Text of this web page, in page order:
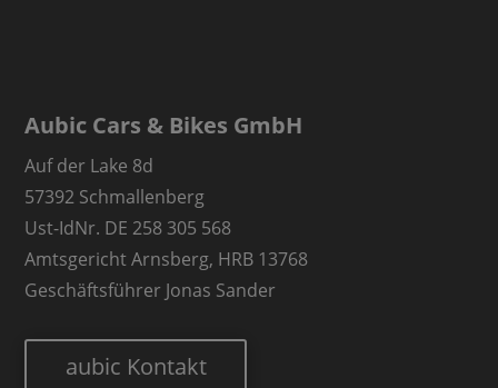
Aubic Cars & Bikes GmbH
Auf der Lake 8d
57392 Schmallenberg
Ust-IdNr. DE 258 305 568
Amtsgericht Arnsberg, HRB 13768
Geschäftsführer Jonas Sander
aubic Kontakt